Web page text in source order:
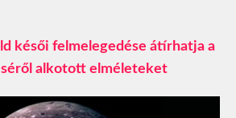
késői felmelegedése átírhatja a
alkotott elméleteket